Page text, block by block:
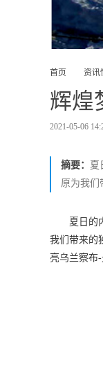
首页 资讯
辉煌
2021-05-06
摘要： 夏
原为我们
夏日的
我们带来的
亮乌兰察布